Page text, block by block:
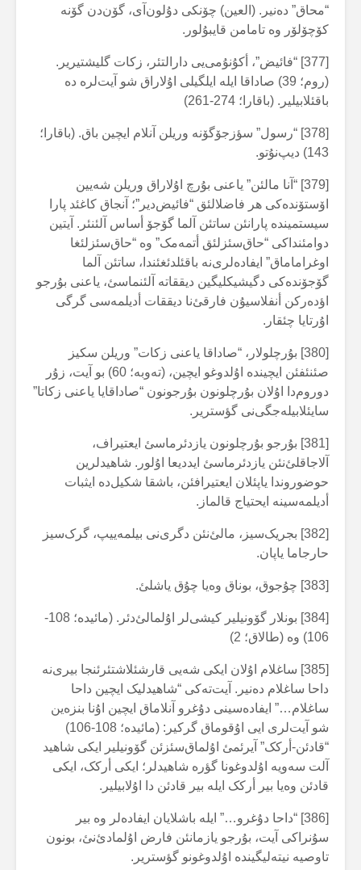
“محاق” دەنیر. (العین) چۆنکی دۇلون‌آی، گۆن‌دن گۆنە
کۆچۆلۆر وە تامامن قایبۇلور.
[377] “فائیض”، أکۇنۇمی‌یی دارالتئر، زکات گلیشتیریر.
(روم؛ 39) صاداقا ایلە ایلگیلی اۇلاراق شو آیت‌لرە دە
باقئلابیلیر. (باقارا؛ 274-261)
[378] “رسول” سؤزجۆگۆنە وریلن آنلام ایچین باق. (باقارا؛
143) دیپ‌نۇتو.
[379] “آنا مالئن” یاعنی بۇرچ اۇلاراق وریلن شەیین
اۆستۆندەکی هر فاضلالئق “فائیض‌دیر”؛ آنجاق کاغئد پارا
سیستمیندە پارانئن ساتئن آلما گۆجۆ أساس آلئنئر. آیتین
دوامئنداکی “حاق‌سئزلئق أتمەمک” وە “حاق‌سئزلئغا
اوغراماماق” ایفادەلری‌نە باقئلدئغئندا، ساتئن آلما
گۆجۆندەکی دگیشیکلیگین دیققاتە آلئنماسئ، یاعنی بۇرجو
اؤدەرکن أنفلاسیۇن فارقئ‌نا دیققات أدیلمەسی گرگی
اۇرتایا چئقار.
[380] بۇرچلولار، “صاداقا یاعنی زکات” وریلن سکیز
صئنئفئن ایچیندە اۇلدوغو ایچین، (تەوبە؛ 60) بو آیت، زۇر
دوروم‌دا اۇلان بۇرچلونون بۇرجونون “صاداقایا یاعنی زکاتا”
سایئلابیلەجگی‌نی گؤستریر.
[381] بۇرجو بۇرچلونون یازدئرماسئ ایعتیراف،
آلاجاقلئ‌نئن یازدئرماسئ ایددیعا اۇلور. شاهیدلرین
حوضوروندا یاپئلان ایعتیرافئن، باشقا شکیل‌دە ایثبات
أدیلمەسینە ایحتیاج قالماز.
[382] بجریک‌سیز، مالئ‌نئن دگری‌نی بیلمەییپ، گرک‌سیز
حارجاما یاپان.
[383] چۇجوق، بوناق وەیا چۇق یاشلئ.
[384] بونلار گۆونیلیر کیشی‌لر اۇلمالئ‌دئر. (مائیدە؛ 108-
106) وە (طالاق؛ 2)
[385] ساغلام اۇلان ایکی شەیی قارشئلاشتئرئنجا بیری‌نە
داحا ساغلام دەنیر. آیت‌تەکی “شاهیدلیک ایچین داحا
ساغلام…” ایفادەسینی دۇغرو آنلاماق ایچین اۇنا بنزەین
شو آیت‌لری ایی اۇقوماق گرکیر: (مائیدە؛ 108-106)
“قادئن-أرکک” آیرئمئ اۇلماق‌سئزئن گۆونیلیر ایکی شاهید
آلت سەویە اۇلدوغونا گؤرە شاهیدلر؛ ایکی أرکک، ایکی
قادئن وەیا بیر أرکک ایلە بیر قادئن دا اۇلابیلیر.
[386] “داحا دۇغرو…” ایلە باشلایان ایفادەلر وە بیر
سۇنراکی آیت، بۇرجو یازمانئن فارض اۇلمادئ‌نئ، بونون
تاوصیە نیتەلیگیندە اۇلدوغونو گؤستریر.